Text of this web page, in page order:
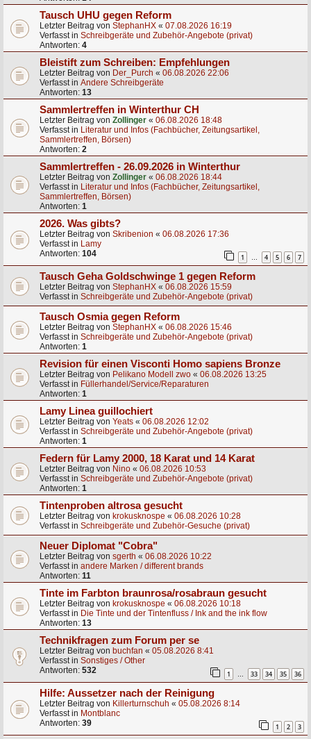
Tausch UHU gegen Reform
Letzter Beitrag von StephanHX « 07.08.2026 16:19
Verfasst in Schreibgeräte und Zubehör-Angebote (privat)
Antworten: 4
Bleistift zum Schreiben: Empfehlungen
Letzter Beitrag von Der_Purch « 06.08.2026 22:06
Verfasst in Andere Schreibgeräte
Antworten: 13
Sammlertreffen in Winterthur CH
Letzter Beitrag von Zollinger « 06.08.2026 18:48
Verfasst in Literatur und Infos (Fachbücher, Zeitungsartikel,
Sammlertreffen, Börsen)
Antworten: 2
Sammlertreffen - 26.09.2026 in Winterthur
Letzter Beitrag von Zollinger « 06.08.2026 18:44
Verfasst in Literatur und Infos (Fachbücher, Zeitungsartikel,
Sammlertreffen, Börsen)
Antworten: 1
2026. Was gibts?
Letzter Beitrag von Skribenion « 06.08.2026 17:36
Verfasst in Lamy
Antworten: 104 1 … 4 5 6 7
Tausch Geha Goldschwinge 1 gegen Reform
Letzter Beitrag von StephanHX « 06.08.2026 15:59
Verfasst in Schreibgeräte und Zubehör-Angebote (privat)
Tausch Osmia gegen Reform
Letzter Beitrag von StephanHX « 06.08.2026 15:46
Verfasst in Schreibgeräte und Zubehör-Angebote (privat)
Antworten: 1
Revision für einen Visconti Homo sapiens Bronze
Letzter Beitrag von Pelikano Modell zwo « 06.08.2026 13:25
Verfasst in Füllerhandel/Service/Reparaturen
Antworten: 1
Lamy Linea guillochiert
Letzter Beitrag von Yeats « 06.08.2026 12:02
Verfasst in Schreibgeräte und Zubehör-Angebote (privat)
Antworten: 1
Federn für Lamy 2000, 18 Karat und 14 Karat
Letzter Beitrag von Nino « 06.08.2026 10:53
Verfasst in Schreibgeräte und Zubehör-Angebote (privat)
Antworten: 1
Tintenproben altrosa gesucht
Letzter Beitrag von krokusknospe « 06.08.2026 10:28
Verfasst in Schreibgeräte und Zubehör-Gesuche (privat)
Neuer Diplomat "Cobra"
Letzter Beitrag von sgerth « 06.08.2026 10:22
Verfasst in andere Marken / different brands
Antworten: 11
Tinte im Farbton braunrosa/rosabraun gesucht
Letzter Beitrag von krokusknospe « 06.08.2026 10:18
Verfasst in Die Tinte und der Tintenfluss / Ink and the ink flow
Antworten: 13
Technikfragen zum Forum per se
Letzter Beitrag von buchfan « 05.08.2026 8:41
Verfasst in Sonstiges / Other
Antworten: 532 1 … 33 34 35 36
Hilfe: Aussetzer nach der Reinigung
Letzter Beitrag von Killerturnschuh « 05.08.2026 8:14
Verfasst in Montblanc
Antworten: 39 1 2 3